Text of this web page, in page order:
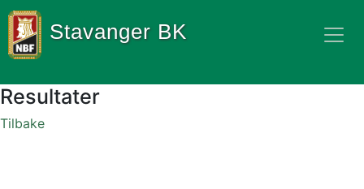
Stavanger BK
Resultater
Tilbake